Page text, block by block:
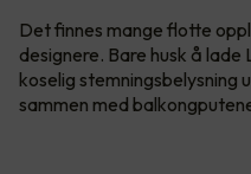
Det finnes mange flotte
designere. Bare husk å
koselig stemningsbelysning
sammen med